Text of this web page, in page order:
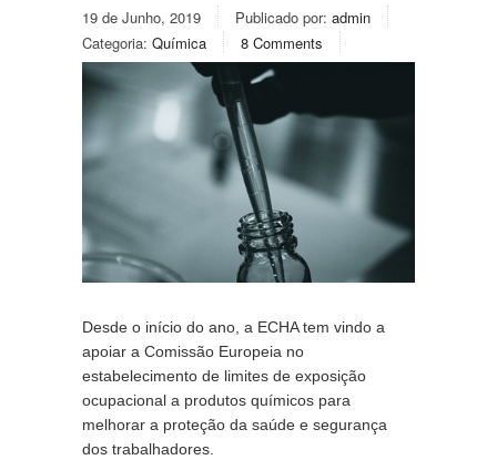
19 de Junho, 2019 Publicado por: admin
Categoria: Química 8 Comments
Desde o início do ano, a ECHA tem vindo a
apoiar a Comissão Europeia no
estabelecimento de limites de exposição
ocupacional a produtos químicos para
melhorar a proteção da saúde e segurança
dos trabalhadores.